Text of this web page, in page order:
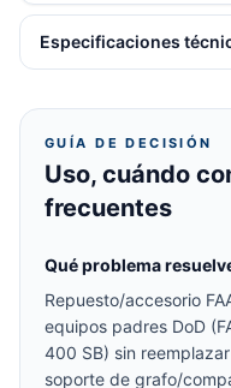
Especificaciones
GUÍA DE DECISIÓN
Uso, cuándo
frecuentes
Qué problema
Repuesto/accesorio
equipos padres DoD
400 SB) sin
soporte de grafo/